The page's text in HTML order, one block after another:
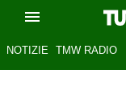
NOTIZIE TMW RADIO